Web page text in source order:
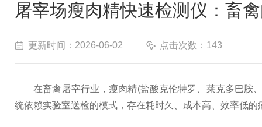
屠宰场瘦肉精快速检测仪：畜
更新时间：2026-06-02 点击次数：143
在畜禽屠宰行业，瘦肉精(盐酸克伦特罗、莱克多巴胺
统依赖实验室送检的模式，存在耗时久、成本高、效率低